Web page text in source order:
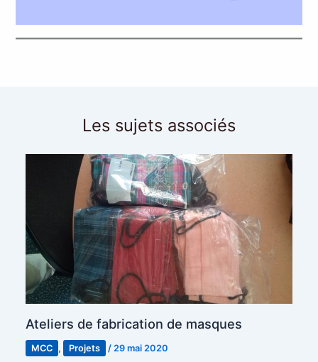
Les sujets associés
Ateliers de fabrication de masques
MCC , Projets / 29 mai 2020